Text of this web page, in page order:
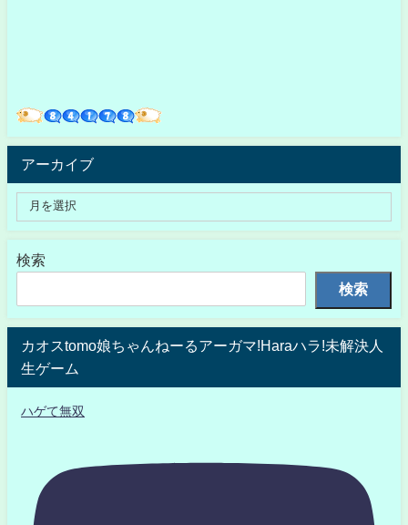
アーカイブ
検索
検索
カオスtomo娘ちゃんねーるアーガマ!Haraハラ!未解決人
生ゲーム
ハゲて無双